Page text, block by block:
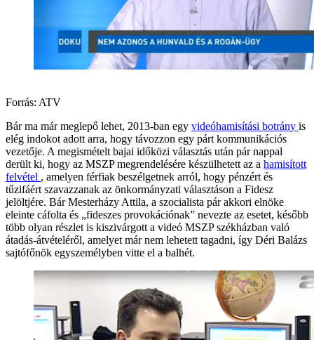
Forrás: ATV
Bár ma már meglepő lehet, 2013-ban egy videóhamisítási botrány is
elég indokot adott arra, hogy távozzon egy párt kommunikációs
vezetője. A megismételt bajai időközi választás után pár nappal
derült ki, hogy az MSZP megrendelésére készülhetett az a hamisított
felvétel , amelyen férfiak beszélgetnek arról, hogy pénzért és
tűzifáért szavazzanak az önkormányzati választáson a Fidesz
jelöltjére. Bár Mesterházy Attila, a szocialista pár akkori elnöke
eleinte cáfolta és „fideszes provokációnak” nevezte az esetet, később
több olyan részlet is kiszivárgott a videó MSZP székházban való
átadás-átvételéről, amelyet már nem lehetett tagadni, így Déri Balázs
sajtófőnök egyszemélyben vitte el a balhét.